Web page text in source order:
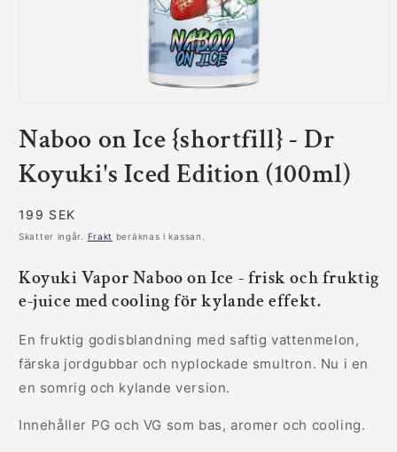
1
i
modalfönster
Naboo on Ice {shortfill} - Dr
Koyuki's Iced Edition (100ml)
Ordinarie
pris
199 SEK
Skatter ingår. Frakt beräknas i kassan.
Koyuki Vapor Naboo on Ice - frisk och fruktig
e-juice med cooling för kylande effekt.
En fruktig godisblandning med saftig vattenmelon,
färska jordgubbar och nyplockade smultron. Nu i en
en somrig och kylande version.
Innehåller PG och VG som bas, aromer och cooling.